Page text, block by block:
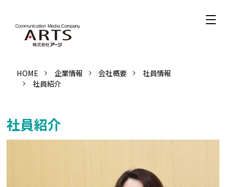
HOME 企業情報 会社概要
社員情報
社員紹介
社員紹介